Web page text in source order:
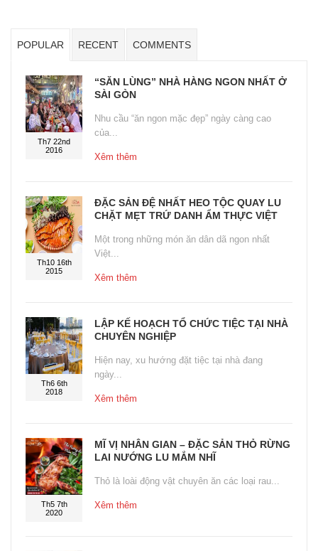
POPULAR RECENT COMMENTS
Th7 22nd
2016
“SĂN LÙNG” NHÀ HÀNG NGON NHẤT Ở
SÀI GÒN
Nhu cầu “ăn ngon mặc đẹp” ngày càng cao
của...
Xêm thêm
Th10 16th
2015
ĐẶC SẢN ĐỆ NHẤT HEO TỘC QUAY LU
CHẶT MẸT TRỨ DANH ẨM THỰC VIỆT
Một trong những món ăn dân dã ngon nhất
Việt...
Xêm thêm
Th6 6th
2018
LẬP KẾ HOẠCH TỔ CHỨC TIỆC TẠI NHÀ
CHUYÊN NGHIỆP
Hiện nay, xu hướng đặt tiệc tại nhà đang
ngày...
Xêm thêm
Th5 7th
2020
MĨ VỊ NHÂN GIAN – ĐẶC SẢN THỎ RỪNG
LAI NƯỚNG LU MẮM NHĨ
Thỏ là loài động vật chuyên ăn các loại rau...
Xêm thêm